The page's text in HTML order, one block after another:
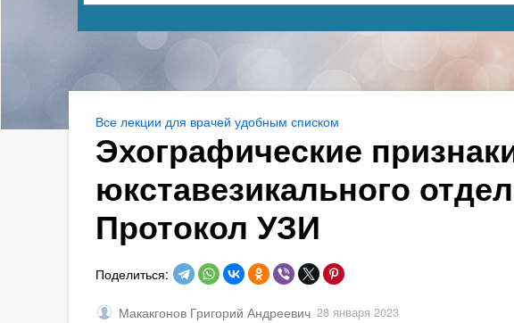
Все лекции для врачей удобным списком
Эхографические
юкставезикального
Протокол УЗИ
Поделиться:
Макакгонов Григорий Андреевич 28 января 2023